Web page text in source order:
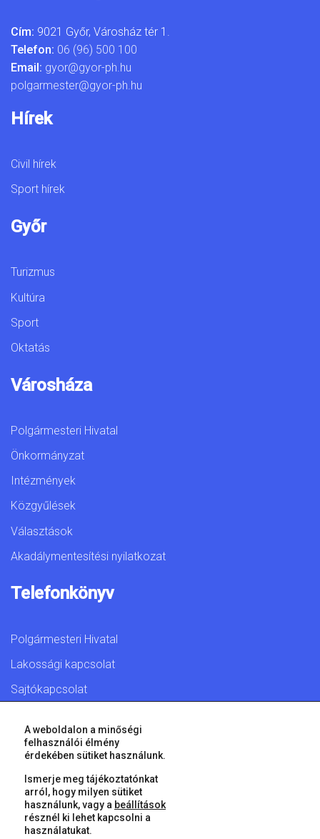
Cím: 9021 Győr, Városház tér 1.
Telefon: 06 (96) 500 100
Email: gyor@gyor-ph.hu
polgarmester@gyor-ph.hu
Hírek
Civil hírek
Sport hírek
Győr
Turizmus
Kultúra
Sport
Oktatás
Városháza
Polgármesteri Hivatal
Önkormányzat
Intézmények
Közgyűlések
Választások
Akadálymentesítési nyilatkozat
Telefonkönyv
Polgármesteri Hivatal
Lakossági kapcsolat
Sajtókapcsolat
© 2026 Győr Megyei Jogú Város • Minden jog fenntartva!
A weboldalon a minőségi
felhasználói élmény
érdekében sütiket használunk.
Ismerje meg tájékoztatónkat
arról, hogy milyen sütiket
használunk, vagy a beállítások
résznél ki lehet kapcsolni a
használatukat.